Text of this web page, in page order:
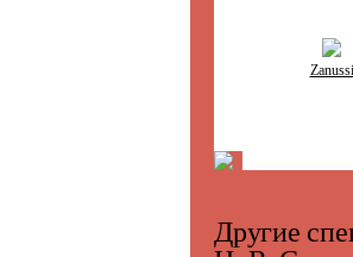
Zanussi
Другие